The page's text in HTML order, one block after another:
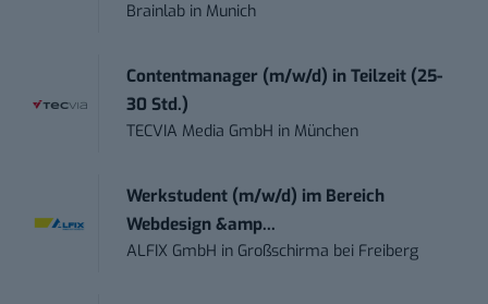
Brainlab in Munich
Contentmanager (m/w/d) in Teilzeit (25-
30 Std.)
TECVIA Media GmbH in München
Werkstudent (m/w/d) im Bereich
Webdesign &amp...
ALFIX GmbH in Großschirma bei Freiberg